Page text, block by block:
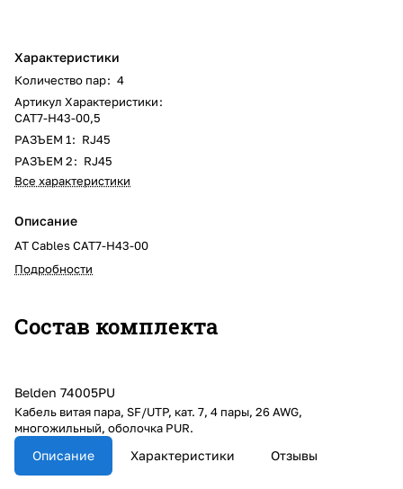
Характеристики
Количество пар: 4
Артикул Характеристики:
CAT7-H43-00,5
РАЗЪЕМ 1: RJ45
РАЗЪЕМ 2: RJ45
Все характеристики
Описание
AT Cables CAT7-H43-00
Подробности
Состав комплекта
Belden 74005PU
Кабель витая пара, SF/UTP, кат. 7, 4 пары, 26 AWG,
многожильный, оболочка PUR.
Описание Характеристики Отзывы